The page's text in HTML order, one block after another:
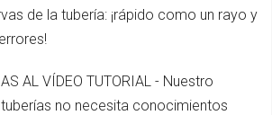
de la tubería: ¡rápido como un rayo y
AL VÍDEO TUTORIAL - Nuestro
no necesita conocimientos